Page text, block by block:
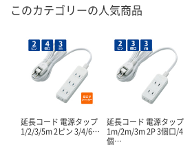
このカテゴリーの人気商品
延長コード 電源タップ
1/2/3/5m 2ピン 3/4/6…
延長コード 電源タップ
1m/2m/3m 2P 3個口/4
個…